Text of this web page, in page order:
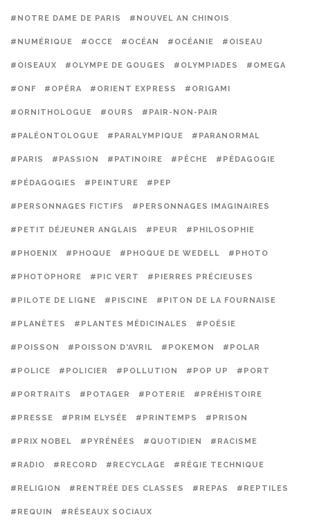
#NOTRE DAME DE PARIS #NOUVEL AN CHINOIS
#NUMÉRIQUE #OCCE #OCÉAN #OCÉANIE #OISEAU
#OISEAUX #OLYMPE DE GOUGES #OLYMPIADES #OMEGA
#ONF #OPÉRA #ORIENT EXPRESS #ORIGAMI
#ORNITHOLOGUE #OURS #PAIR-NON-PAIR
#PALÉONTOLOGUE #PARALYMPIQUE #PARANORMAL
#PARIS #PASSION #PATINOIRE #PÊCHE #PÉDAGOGIE
#PÉDAGOGIES #PEINTURE #PEP
#PERSONNAGES FICTIFS #PERSONNAGES IMAGINAIRES
#PETIT DÉJEUNER ANGLAIS #PEUR #PHILOSOPHIE
#PHOENIX #PHOQUE #PHOQUE DE WEDELL #PHOTO
#PHOTOPHORE #PIC VERT #PIERRES PRÉCIEUSES
#PILOTE DE LIGNE #PISCINE #PITON DE LA FOURNAISE
#PLANÈTES #PLANTES MÉDICINALES #POÉSIE
#POISSON #POISSON D'AVRIL #POKEMON #POLAR
#POLICE #POLICIER #POLLUTION #POP UP #PORT
#PORTRAITS #POTAGER #POTERIE #PRÉHISTOIRE
#PRESSE #PRIM ELYSÉE #PRINTEMPS #PRISON
#PRIX NOBEL #PYRÉNÉES #QUOTIDIEN #RACISME
#RADIO #RECORD #RECYCLAGE #RÉGIE TECHNIQUE
#RELIGION #RENTRÉE DES CLASSES #REPAS #REPTILES
#REQUIN #RÉSEAUX SOCIAUX